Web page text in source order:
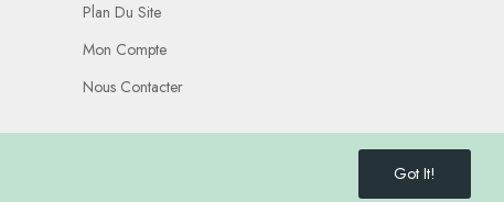
Plan Du Site
Mon Compte
Nous Contacter
Got It!